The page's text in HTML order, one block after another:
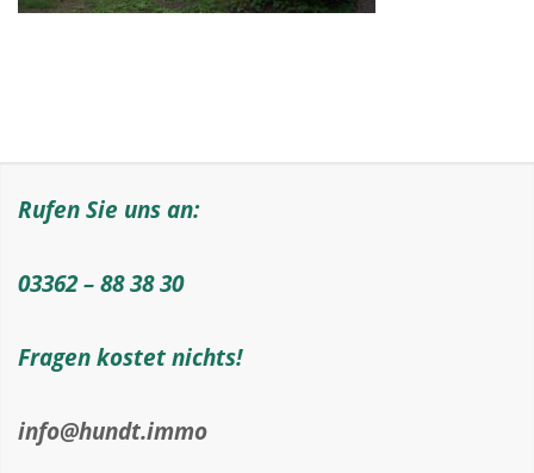
Rufen Sie uns an:
03362 – 88 38 30
Fragen kostet nichts!
info@hundt.immo